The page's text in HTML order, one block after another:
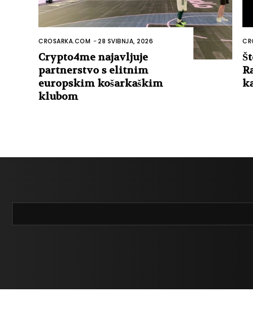
CROSARKA.COM -28 SVIBNJA, 2026
Crypto4me najavljuje
partnerstvo s elitnim
europskim košarkaškim
klubom